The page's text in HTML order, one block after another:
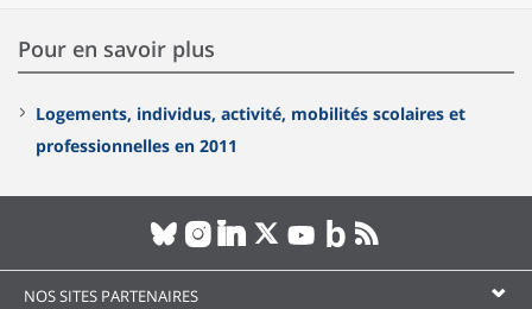
Pour en savoir plus
Logements, individus, activité, mobilités scolaires et
professionnelles en 2011
NOS SITES PARTENAIRES